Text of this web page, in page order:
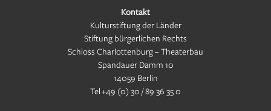
Kontakt
Kulturstiftung der Länder
Stiftung bürgerlichen Rechts
Schloss Charlottenburg – Theaterbau
Spandauer Damm 10
14059 Berlin
Tel+49 (0) 30 / 89 36 35 0